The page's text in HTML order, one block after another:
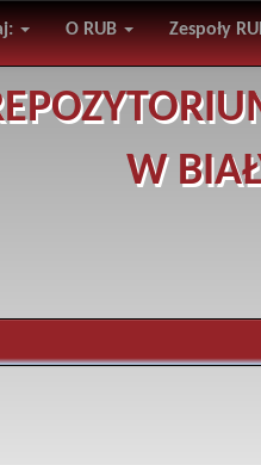
O RUB Zespoły
W